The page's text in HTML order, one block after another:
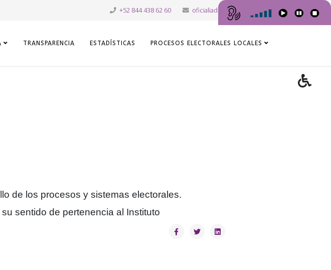
+52 844 438 62 60 oficialiadepartes@iec.org.mx
TRANSPARENCIA ESTADÍSTICAS PROCESOS ELECTORALES LOCALES
de los procesos y sistemas electorales.
sentido de pertenencia al Instituto